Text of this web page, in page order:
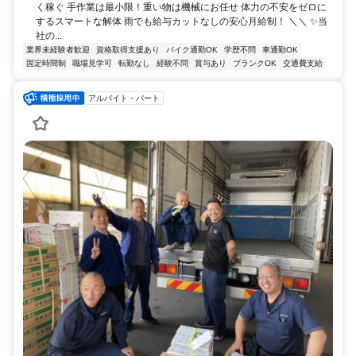
く稼ぐ 手作業は最小限！重い物は機械にお任せ 体力の不安をゼロに
するスマートな解体 雨でも給与カットなしの安心月給制！ ＼＼ ✨当
社の...
業界未経験者歓迎 資格取得支援あり バイク通勤OK 学歴不問
車通勤OK
固定時間制
職場見学可 転勤なし 経験不問 賞与あり ブランクOK 交通費支給
アルバイト・パート